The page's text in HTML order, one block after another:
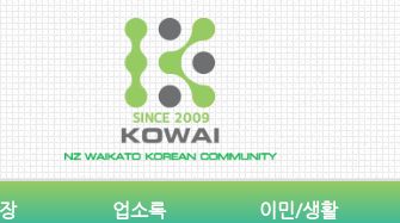
업소록 이민/생활